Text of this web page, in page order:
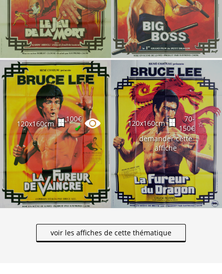
120x160cm
100€
✔ 120x160cm
70-
150€ ☆
demander cette
affiche
voir les affiches de cette thématique